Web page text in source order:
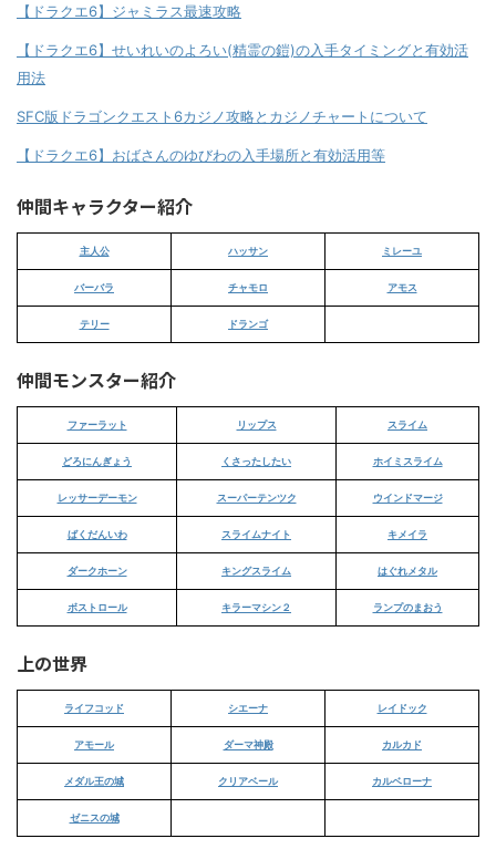
【ドラクエ6】ジャミラス最速攻略
【ドラクエ6】せいれいのよろい(精霊の鎧)の入手タイミングと有効活
用法
SFC版ドラゴンクエスト6カジノ攻略とカジノチャートについて
【ドラクエ6】おばさんのゆびわの入手場所と有効活用等
仲間キャラクター紹介
主人公 ハッサン ミレーユ
バーバラ チャモロ アモス
テリー ドランゴ
仲間モンスター紹介
ファーラット リップス スライム
どろにんぎょう くさったしたい ホイミスライム
レッサーデーモン スーパーテンツク ウインドマージ
ばくだんいわ スライムナイト キメイラ
ダークホーン キングスライム はぐれメタル
ボストロール キラーマシン２ ランプのまおう
上の世界
ライフコッド シエーナ レイドック
アモール ダーマ神殿 カルカド
メダル王の城 クリアベール カルベローナ
ゼニスの城